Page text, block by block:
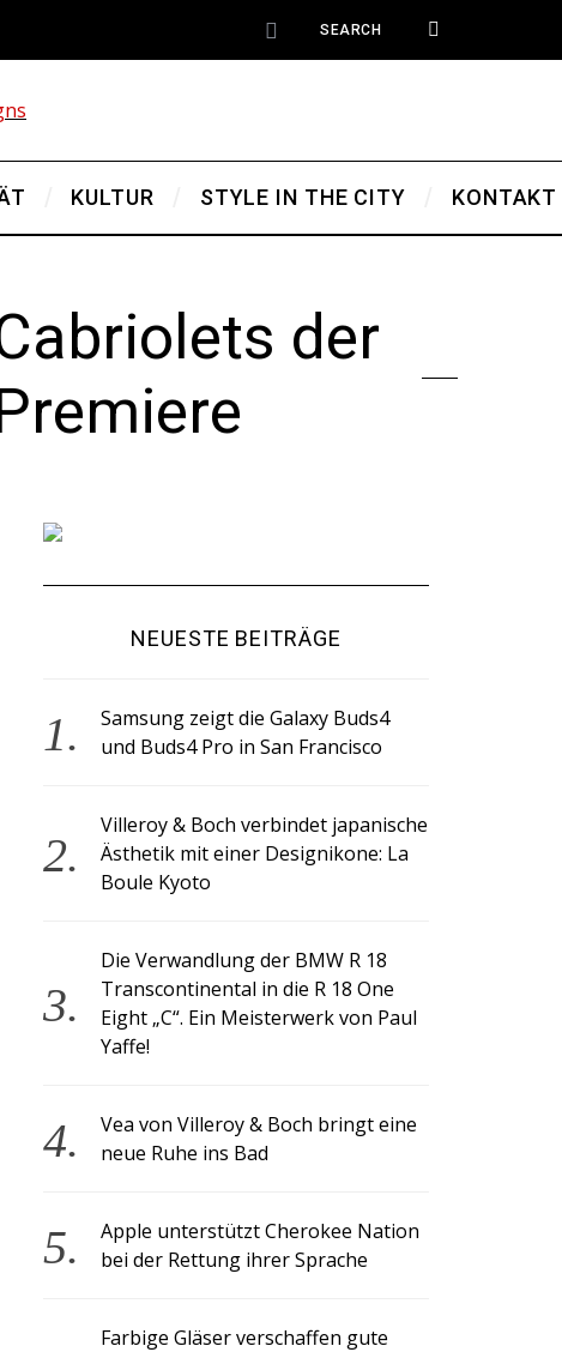
KULTUR STYLE IN THE CITY KONTAKT
der
NEUESTE BEITRÄGE
Samsung zeigt die Galaxy Buds4
und Buds4 Pro in San Francisco
Villeroy & Boch verbindet japanische
Ästhetik mit einer Designikone: La
Boule Kyoto
Die Verwandlung der BMW R 18
Transcontinental in die R 18 One
Eight „C“. Ein Meisterwerk von Paul
Yaffe!
Vea von Villeroy & Boch bringt eine
neue Ruhe ins Bad
Apple unterstützt Cherokee Nation
bei der Rettung ihrer Sprache
Farbige Gläser verschaffen gute